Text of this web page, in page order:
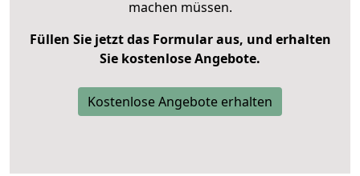
machen müssen.
Füllen Sie jetzt das Formular aus, und erhalten
Sie kostenlose Angebote.
Kostenlose Angebote erhalten